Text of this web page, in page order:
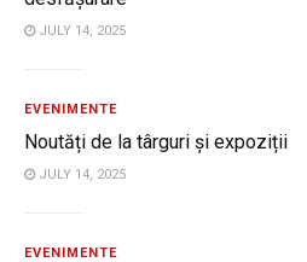
JULY 14, 2025
EVENIMENTE
Noutăți de la târguri și expoziții
JULY 14, 2025
EVENIMENTE